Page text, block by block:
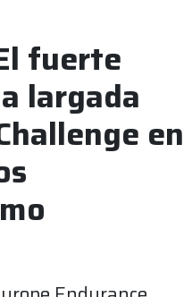
fuerte
largada
en